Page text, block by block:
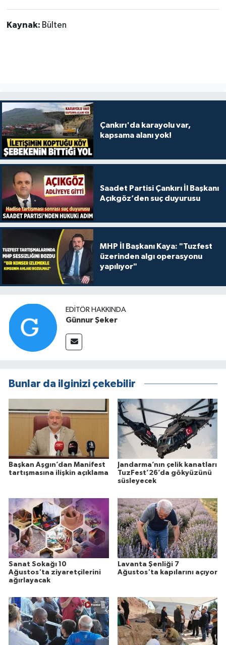
Kaynak: Bülten
Çankırı'da karayolu var,
kapsama alanı yok!
Saadet Partisi Çankırı İl Başkanı
Açıkgöz’den suç duyurusu
MHP İl Başkanı Kaya: "Tuzfest
üzerinden algı operasyonu
yapılıyor"
EDITÖR HAKKINDA
Günnur Şeker
Bunlar da ilginizi çekebilir
Başkan Aşgın’dan Manifest
tartışmasına ilişkin açıklama
Jandarma’nın çelik kanatları
TuzFest’26’da gökyüzünü
süsleyecek
Sanat Sokağı 10
Ağustos'ta ziyaretçilerini
ağırlayacak
Lavanta Şenliği 7
Ağustos'ta kapılarını açıyor